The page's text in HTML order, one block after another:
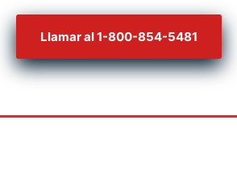
Llamar al 1-800-854-5481